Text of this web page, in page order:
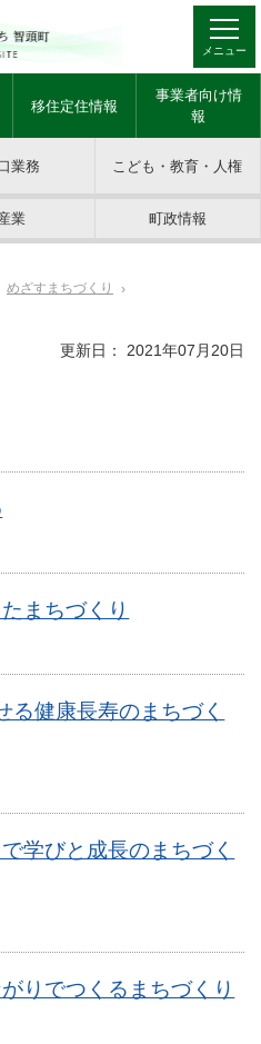
メニュー
移住定住情報
事業者向け情
報
業務 こども・教育・人権
業 町政情報
めざすまちづくり
更新日： 2021年07月20日
まちづくり
る健康長寿のまちづく
学びと成長のまちづく
りでつくるまちづくり